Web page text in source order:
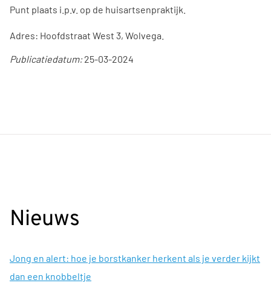
Punt plaats i.p.v. op de huisartsenpraktijk.
Adres: Hoofdstraat West 3, Wolvega.
Publicatiedatum:25-03-2024
Nieuws
Jong en alert: hoe je borstkanker herkent als je verder kijkt
dan een knobbeltje